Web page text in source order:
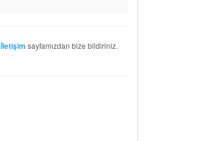
İletişim sayfamızdan bize bildiriniz.